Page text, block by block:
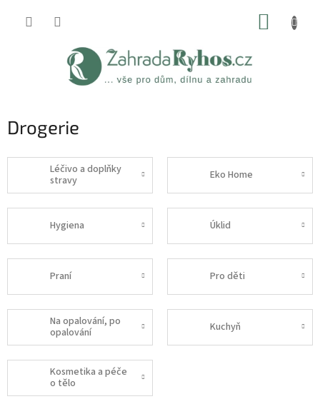
Drogerie
Léčivo a doplňky
stravy
Eko Home
Hygiena Úklid
Praní Pro děti
Na opalování, po
opalování
Kuchyň
Kosmetika a péče
o tělo